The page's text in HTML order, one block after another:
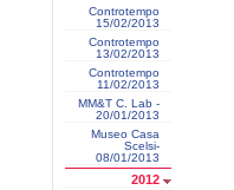
Controtempo
15/02/2013
Controtempo
13/02/2013
Controtempo
11/02/2013
MM&T C. Lab -
20/01/2013
Museo Casa
Scelsi-
08/01/2013
2012